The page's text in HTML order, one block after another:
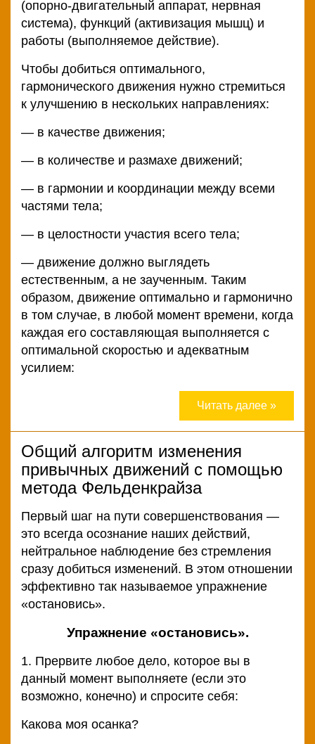
(опорно-двигательный аппарат, нервная
система), функций (активизация мышц) и
работы (выполняемое действие).
Чтобы добиться оптимального,
гармонического движения нужно стремиться
к улучшению в нескольких направлениях:
— в качестве движения;
— в количестве и размахе движений;
— в гармонии и координации между всеми
частями тела;
— в целостности участия всего тела;
— движение должно выглядеть
естественным, а не заученным. Таким
образом, движение оптимально и гармонично
в том случае, в любой момент времени, когда
каждая его составляющая выполняется с
оптимальной скоростью и адекватным
усилием:
Читать далее »
Общий алгоритм изменения
привычных движений с помощью
метода Фельденкрайза
Первый шаг на пути совершенствования —
это всегда осознание наших действий,
нейтральное наблюдение без стремления
сразу добиться изменений. В этом отношении
эффективно так называемое упражнение
«остановись».
Упражнение «остановись».
1. Прервите любое дело, которое вы в
данный момент выполняете (если это
возможно, конечно) и спросите себя:
Какова моя осанка?